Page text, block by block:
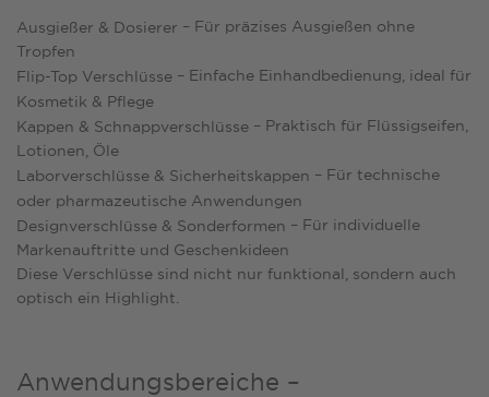
Ausgießer & Dosierer – Für präzises Ausgießen ohne
Tropfen
Flip-Top Verschlüsse – Einfache Einhandbedienung, ideal für
Kosmetik & Pflege
Kappen & Schnappverschlüsse – Praktisch für Flüssigseifen,
Lotionen, Öle
Laborverschlüsse & Sicherheitskappen – Für technische
oder pharmazeutische Anwendungen
Designverschlüsse & Sonderformen – Für individuelle
Markenauftritte und Geschenkideen
Diese Verschlüsse sind nicht nur funktional, sondern auch
optisch ein Highlight.
Anwendungsbereiche –